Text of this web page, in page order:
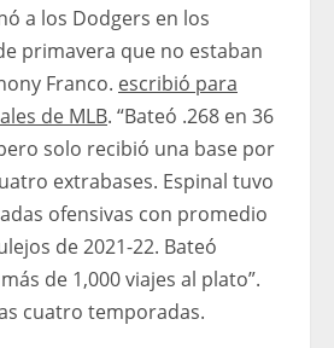
a los Dodgers en los
primavera que no estaban
Franco. escribió para
de MLB. “Bateó .268 en 36
solo recibió una base por
extrabases. Espinal tuvo
ofensivas con promedio
de 2021-22. Bateó
de 1,000 viajes al plato”.
cuatro temporadas.